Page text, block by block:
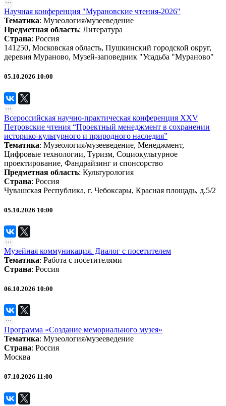
Научная конференция "Мурановские чтения-2026"
Тематика: Музеология/музееведение
Предметная область: Литература
Страна: Россия
141250, Московская область, Пушкинский городской округ,
деревня Мураново, Музей-заповедник "Усадьба "Мураново"
05.10.2026 10:00
Всероссийская научно-практическая конференция XXV
Петровские чтения “Проектный менеджмент в сохранении
историко-культурного и природного наследия”
Тематика: Музеология/музееведение, Менеджмент,
Цифровые технологии, Туризм, Социокультурное
проектирование, Фандрайзинг и спонсорство
Предметная область: Культурология
Страна: Россия
Чувашская Республика, г. Чебоксары, Красная площадь, д.5/2
05.10.2026 10:00
Музейная коммуникация. Диалог с посетителем
Тематика: Работа с посетителями
Страна: Россия
06.10.2026 10:00
Программа «Создание мемориального музея»
Тематика: Музеология/музееведение
Страна: Россия
Москва
07.10.2026 11:00